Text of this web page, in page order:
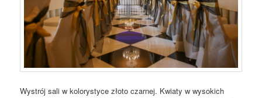
Wystrój sali w kolorystyce złoto czarnej. Kwiaty w wysokich